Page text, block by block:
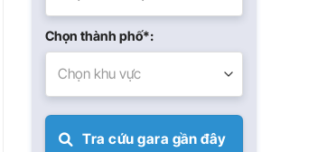
Chọn thành phố*:
Chọn khu vực
Tra cứu gara gần đây